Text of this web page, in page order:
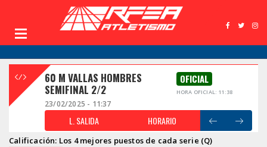
60 M VALLAS HOMBRES
SEMIFINAL 2/2
OFICIAL
HORA OFICIAL: 11:38
23/02/2025 - 11:37
L. SALIDA HORARIO
Calificación: Los 4 mejores puestos de cada serie (Q)